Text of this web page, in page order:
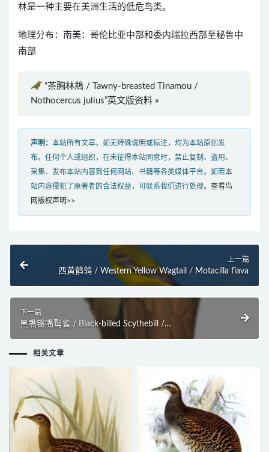
林是一种主要在美洲生活的低危鸟类。
地理分布：南美：哥伦比亚中部和委内瑞拉西部至秘鲁中
南部
“茶胸林䳍 / Tawny-breasted Tinamou /
Nothocercus julius”英文版资料 »
声明： 本站所有文章，如无特殊说明或标注，均为本站原创发
布。任何个人或组织，在未征得本站同意时，禁止复制、盗用、
采集、发布本站内容到任何网站、书籍等各类媒体平台。如若本
站内容侵犯了原著者的合法权益，可联系我们进行处理。 查看鸟
网版权声明>>
上一篇
西黄鹡鸰 / Western Yellow Wagtail / Motacilla flava
下一篇
黑嘴镰嘴䴕雀 / Black-billed Scythebill /
Campylorhamphus falcularius
相关文章